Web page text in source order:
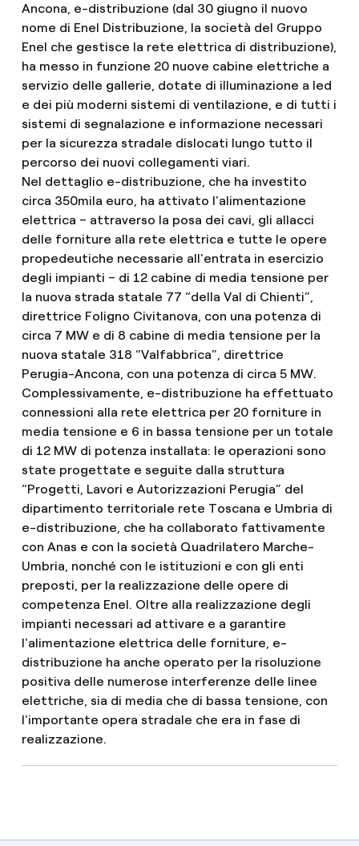
Ancona, e-distribuzione (dal 30 giugno il nuovo
nome di Enel Distribuzione, la società del Gruppo
Enel che gestisce la rete elettrica di distribuzione),
ha messo in funzione 20 nuove cabine elettriche a
servizio delle gallerie, dotate di illuminazione a led
e dei più moderni sistemi di ventilazione, e di tutti i
sistemi di segnalazione e informazione necessari
per la sicurezza stradale dislocati lungo tutto il
percorso dei nuovi collegamenti viari.
Nel dettaglio e-distribuzione, che ha investito
circa 350mila euro, ha attivato l'alimentazione
elettrica – attraverso la posa dei cavi, gli allacci
delle forniture alla rete elettrica e tutte le opere
propedeutiche necessarie all'entrata in esercizio
degli impianti – di 12 cabine di media tensione per
la nuova strada statale 77 “della Val di Chienti”,
direttrice Foligno Civitanova, con una potenza di
circa 7 MW e di 8 cabine di media tensione per la
nuova statale 318 “Valfabbrica”, direttrice
Perugia-Ancona, con una potenza di circa 5 MW.
Complessivamente, e-distribuzione ha effettuato
connessioni alla rete elettrica per 20 forniture in
media tensione e 6 in bassa tensione per un totale
di 12 MW di potenza installata: le operazioni sono
state progettate e seguite dalla struttura
“Progetti, Lavori e Autorizzazioni Perugia” del
dipartimento territoriale rete Toscana e Umbria di
e-distribuzione, che ha collaborato fattivamente
con Anas e con la società Quadrilatero Marche-
Umbria, nonché con le istituzioni e con gli enti
preposti, per la realizzazione delle opere di
competenza Enel. Oltre alla realizzazione degli
impianti necessari ad attivare e a garantire
l'alimentazione elettrica delle forniture, e-
distribuzione ha anche operato per la risoluzione
positiva delle numerose interferenze delle linee
elettriche, sia di media che di bassa tensione, con
l'importante opera stradale che era in fase di
realizzazione.